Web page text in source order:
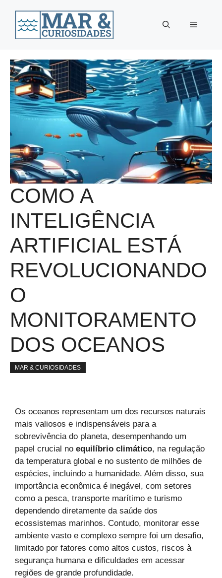
Menu
COMO A
INTELIGÊNCIA
ARTIFICIAL ESTÁ
REVOLUCIONANDO
O
MONITORAMENTO
DOS OCEANOS
MAR & CURIOSIDADES
Os oceanos representam um dos recursos naturais
mais valiosos e indispensáveis para a
sobrevivência do planeta, desempenhando um
papel crucial no equilíbrio climático, na regulação
da temperatura global e no sustento de milhões de
espécies, incluindo a humanidade. Além disso, sua
importância econômica é inegável, com setores
como a pesca, transporte marítimo e turismo
dependendo diretamente da saúde dos
ecossistemas marinhos. Contudo, monitorar esse
ambiente vasto e complexo sempre foi um desafio,
limitado por fatores como altos custos, riscos à
segurança humana e dificuldades em acessar
regiões de grande profundidade.